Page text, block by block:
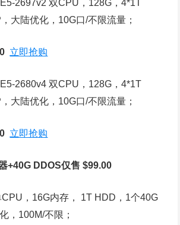
E5-2697v2 双CPU，128G，4*1T
大陆优化，10G口/不限流量；
立即抢购
E5-2680v4 双CPU，128G，4*1T
大陆优化，10G口/不限流量；
立即抢购
+40G DDOS仅售 $99.00
CPU，16G内存， 1T HDD，1个40G
，100M/不限；